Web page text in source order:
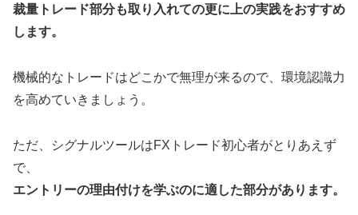
裁量トレード部分も取り入れての更に上の実践をおすすめ
します。
機械的なトレードはどこかで無理が来るので、環境認識力
を高めていきましょう。
ただ、シグナルツールはFXトレード初心者がとりあえず
で、
エントリーの理由付けを学ぶのに適した部分があります。